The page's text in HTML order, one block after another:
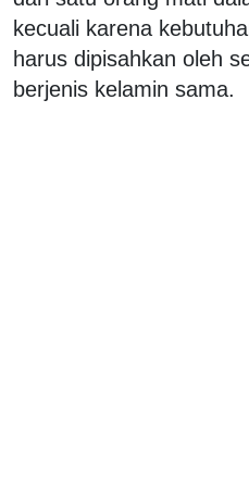
kecuali karena
harus dipisahkan oleh
berjenis kelamin sama.